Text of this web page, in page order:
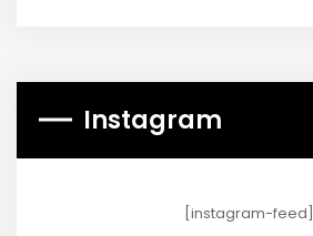
Instagram
[instagram-feed]